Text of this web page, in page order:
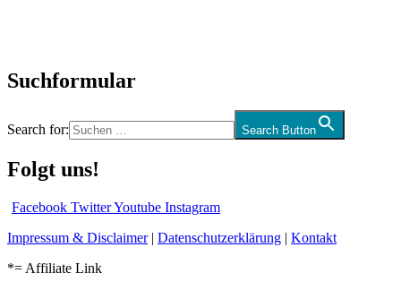
Suchformular
Search for: Search Button
Folgt uns!
Facebook TwitterYoutube Instagram
Impressum & Disclaimer| Datenschutzerklärung | Kontakt
*= Affiliate Link